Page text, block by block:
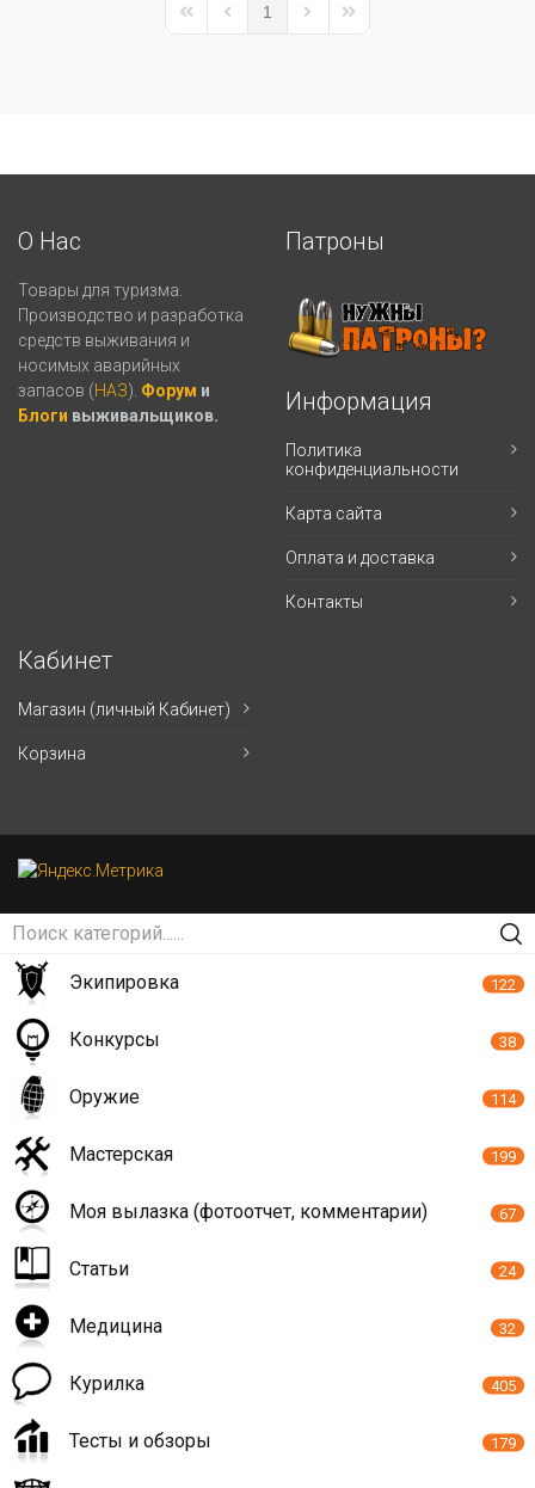
First PagePrevious Page
1
Next PageLast Page
О Нас
Товары для туризма.
Производство и разработка
средств выживания и
носимых аварийных
запасов (НАЗ). Форум и
Блоги выживальщиков.
Патроны
Информация
Политика
конфиденциальности
Карта сайта
Оплата и доставка
Контакты
Кабинет
Магазин (личный Кабинет)
Корзина
Экипировка 122
Конкурсы 38
Оружие 114
Мастерская 199
Моя вылазка (фотоотчет, комментарии) 67
Статьи 24
Медицина 32
Курилка 405
Тесты и обзоры 179